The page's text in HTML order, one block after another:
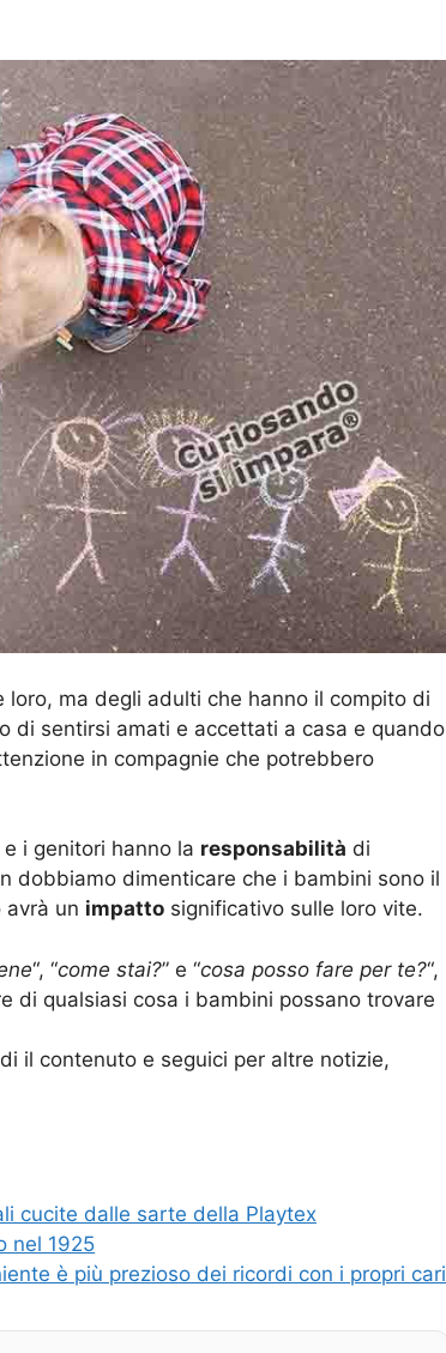
loro, ma degli adulti che hanno il compito di
di sentirsi amati e accettati a casa e quando
in compagnie che potrebbero
i genitori hanno la responsabilità di
dobbiamo dimenticare che i bambini sono il
avrà un impatto significativo sulle loro vite.
“, “come stai?” e “cosa posso fare per te?“,
di qualsiasi cosa i bambini possano trovare
il contenuto e seguici per altre notizie,
cucite dalle sarte della Playtex
nel 1925
è più prezioso dei ricordi con i propri cari